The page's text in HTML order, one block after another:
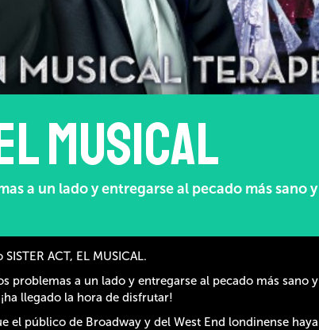
Musical
a un lado y entregarse al pecado más sano y
ACT, EL MUSICAL.
problemas a un lado y entregarse al pecado más sano y
llegado la hora de disfrutar!
el público de Broadway y del West End londinense haya